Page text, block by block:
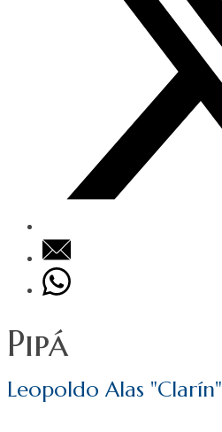
Pipá
Leopoldo Alas "Clarín"